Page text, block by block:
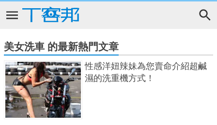
美女洗車 的最新熱門文章
性感洋妞辣妹為您賣命介紹超鹹
濕的洗重機方式！